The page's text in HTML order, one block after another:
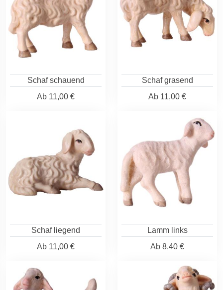
Schaf schauend
Ab 11,00 €
Schaf grasend
Ab 11,00 €
Schaf liegend
Ab 11,00 €
Lamm links
Ab 8,40 €